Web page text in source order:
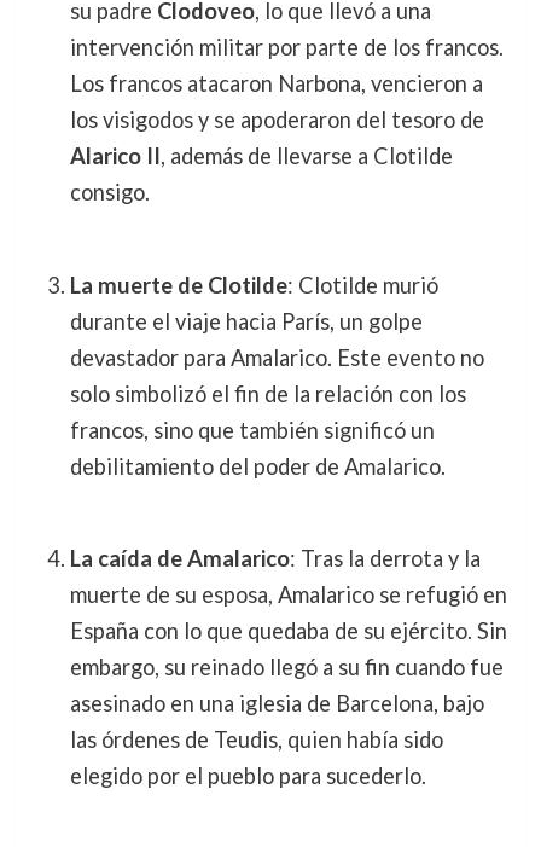
su padre Clodoveo, lo que llevó a una
intervención militar por parte de los francos.
Los francos atacaron Narbona, vencieron a
los visigodos y se apoderaron del tesoro de
Alarico II, además de llevarse a Clotilde
consigo.
La muerte de Clotilde: Clotilde murió
durante el viaje hacia París, un golpe
devastador para Amalarico. Este evento no
solo simbolizó el fin de la relación con los
francos, sino que también significó un
debilitamiento del poder de Amalarico.
La caída de Amalarico: Tras la derrota y la
muerte de su esposa, Amalarico se refugió en
España con lo que quedaba de su ejército. Sin
embargo, su reinado llegó a su fin cuando fue
asesinado en una iglesia de Barcelona, bajo
las órdenes de Teudis, quien había sido
elegido por el pueblo para sucederlo.